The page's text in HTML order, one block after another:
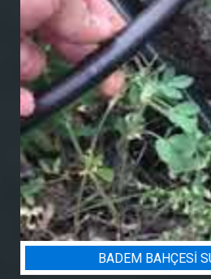
BADEM BAHÇESI